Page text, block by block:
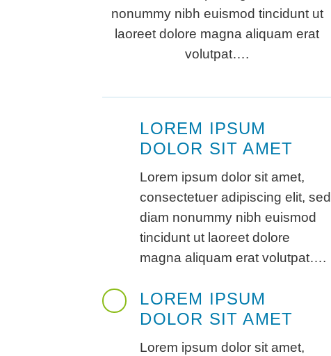
nonummy nibh euismod tincidunt ut
laoreet dolore magna aliquam erat
volutpat….
LOREM IPSUM
DOLOR SIT AMET
Lorem ipsum dolor sit amet,
consectetuer adipiscing elit, sed
diam nonummy nibh euismod
tincidunt ut laoreet dolore
magna aliquam erat volutpat….
LOREM IPSUM
DOLOR SIT AMET
Lorem ipsum dolor sit amet,